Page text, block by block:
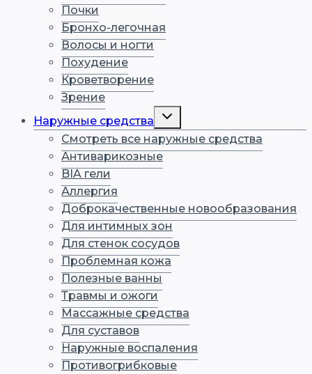
Почки
Бронхо-легочная
Волосы и ногти
Похудение
Кроветворение
Зрение
Наружные средства
Переключить
меню
Смотреть все наружные средства
Антиварикозные
BIA гели
Аллергия
Доброкачественные новообразования
Для интимных зон
Для стенок сосудов
Проблемная кожа
Полезные ванны
Травмы и ожоги
Массажные средства
Для суставов
Наружные воспаления
Противогрибковые